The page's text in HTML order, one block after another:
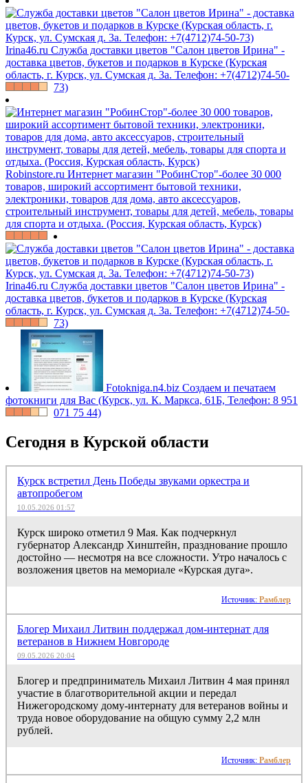
Irina46.ru Служба доставки цветов "Салон цветов Ирина" -
доставка цветов, букетов и подарков в Курске (Курская
область, г. Курск, ул. Сумская д. 3а. Телефон: +7(4712)74-50-
73)
Robinstore.ru Интернет магазин "РобинСтор"-более 30 000
товаров, широкий ассортимент бытовой техники,
электроники, товаров для дома, авто аксессуаров,
строительный инструмент, товары для детей, мебель, товары
для спорта и отдыха. (Россия, Курская область, Курск)
Irina46.ru Служба доставки цветов "Салон цветов Ирина" -
доставка цветов, букетов и подарков в Курске (Курская
область, г. Курск, ул. Сумская д. 3а. Телефон: +7(4712)74-50-
73)
Fotokniga.n4.biz Создаем и печатаем
фотокниги для Вас (Курск, ул. К. Маркса, 61Б, Телефон: 8 951
071 75 44)
Сегодня в Курской области
Курск встретил День Победы звуками оркестра и
автопробегом
10.05.2026 01:57
Курск широко отметил 9 Мая. Как подчеркнул
губернатор Александр Хинштейн, празднование прошло
достойно — несмотря на все сложности. Утро началось с
возложения цветов на мемориале «Курская дуга».
Источник: Рамблер
Блогер Михаил Литвин поддержал дом-интернат для
ветеранов в Нижнем Новгороде
09.05.2026 20:04
Блогер и предприниматель Михаил Литвин 4 мая принял
участие в благотворительной акции и передал
Нижегородскому дому-интернату для ветеранов войны и
труда новое оборудование на общую сумму 2,2 млн
рублей.
Источник: Рамблер